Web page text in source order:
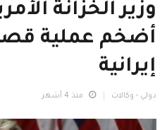
وزير الخزانة
أضخم عملية
إيرانية
دولي - وكالات منذ 4 أشهر